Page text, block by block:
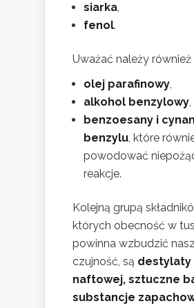
siarka,
fenol.
Uważać należy również
olej parafinowy,
alkohol benzylowy,
benzoesany i
benzylu, które
powodować
reakcje.
Kolejną grupą
których obecność w
powinna wzbudzić
czujność, są destylaty
naftowej, sztuczne
substancje